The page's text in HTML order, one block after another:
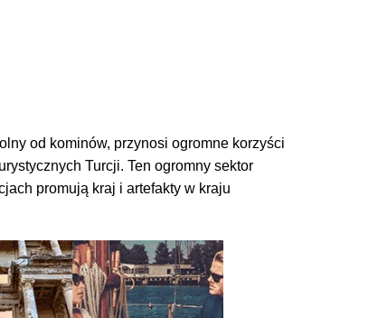
od kominów, przynosi ogromne korzyści
Turcji. Ten ogromny sektor
promują kraj i artefakty w kraju